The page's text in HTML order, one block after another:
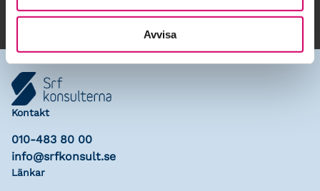
Avvisa
Kontakt
010-483 80 00
info@srfkonsult.se
Länkar